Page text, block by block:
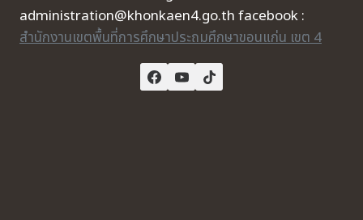
administration@khonkaen4.go.th facebook :
สำนักงานเขตพื้นที่การศึกษาประถมศึกษาขอนแก่น เขต 4